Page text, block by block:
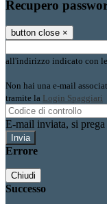
Recupero
button close ×
all'indirizzo indicato con
Non hai una e-mail
tramite la Login Spaggiari
E-mail inviata, si
Errore
Chiudi
Successo